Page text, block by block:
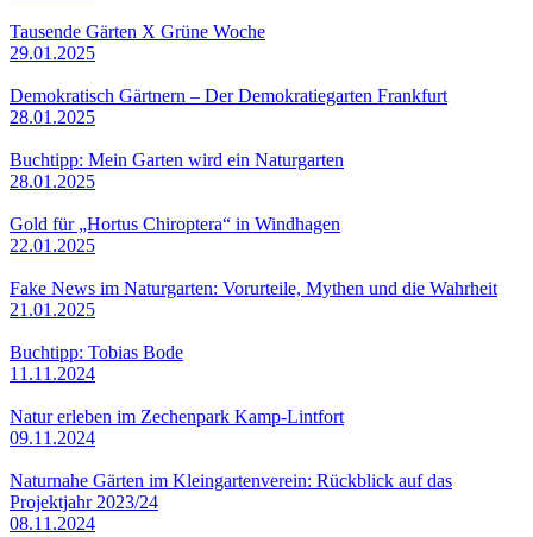
Tausende Gärten X Grüne Woche
29.01.2025
Demokratisch Gärtnern – Der Demokratiegarten Frankfurt
28.01.2025
Buchtipp: Mein Garten wird ein Naturgarten
28.01.2025
Gold für „Hortus Chiroptera“ in Windhagen
22.01.2025
Fake News im Naturgarten: Vorurteile, Mythen und die Wahrheit
21.01.2025
Buchtipp: Tobias Bode
11.11.2024
Natur erleben im Zechenpark Kamp-Lintfort
09.11.2024
Naturnahe Gärten im Kleingartenverein: Rückblick auf das
Projektjahr 2023/24
08.11.2024